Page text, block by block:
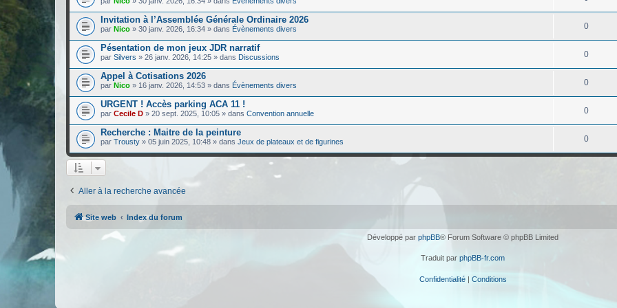
Invitation à l’Assemblée Générale Ordinaire 2026
par Nico » 30 janv. 2026, 16:34 » dans Évènements divers 0
Pésentation de mon jeux JDR narratif
par Silvers » 26 janv. 2026, 14:25 » dans Discussions 0
Appel à Cotisations 2026
par Nico » 16 janv. 2026, 14:53 » dans Évènements divers 0
URGENT ! Accès parking ACA 11 !
par Cecile D » 20 sept. 2025, 10:05 » dans Convention annuelle 0
Recherche : Maitre de la peinture
par Trousty » 05 juin 2025, 10:48 » dans Jeux de plateaux et de figurines 0
Aller à la recherche avancée
Site web Index du forum
Développé par phpBB® Forum Software © phpBB Limited
Traduit par phpBB-fr.com
Confidentialité| Conditions